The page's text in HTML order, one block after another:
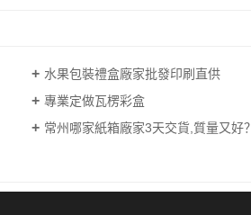
水果包裝禮盒廠家批發印刷直供
專業定做瓦楞彩盒
常州哪家紙箱廠家3天交貨,質量又好？